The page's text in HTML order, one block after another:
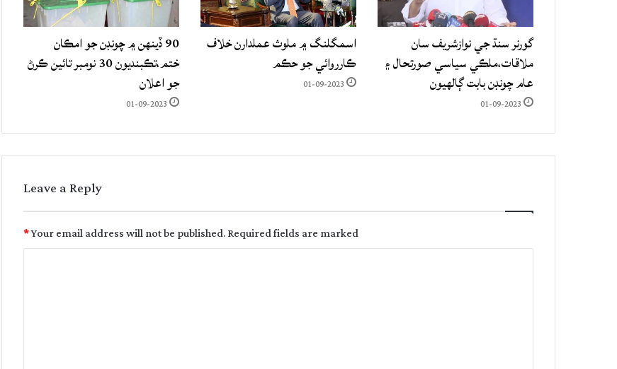
گورنر سنڌ جي نوازشريف سان
ملاقات،ملڪي سياسي صورتحال ۽
عام چونڊن بابت ڳالهيون
01-09-2023
اسمگلنگ ۾ ملوث عملدارن خلاف
ڪارروائي جو حڪم
01-09-2023
90 ڏينهن ۾ چونڊن جو امڪان
ختم،تڪبنديون 30 نومبر تائين ڪرڻ
جو اعلان
01-09-2023
Leave a Reply
Your email address will not be published.Required fields are marked
*